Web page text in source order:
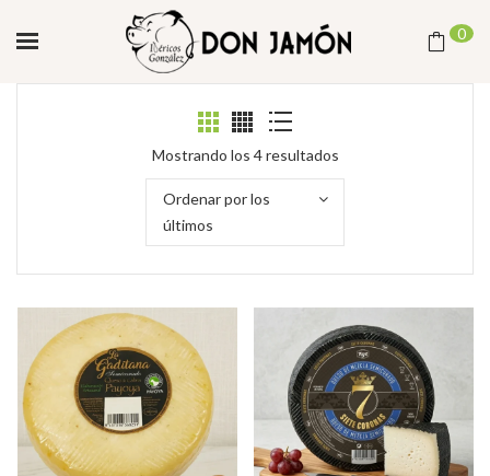
0
Mostrando los 4 resultadosOrdenado
por
Ordenar por los
últimos